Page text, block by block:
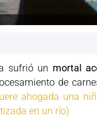
sufrió un mortal
de
ahogada una
en un río)